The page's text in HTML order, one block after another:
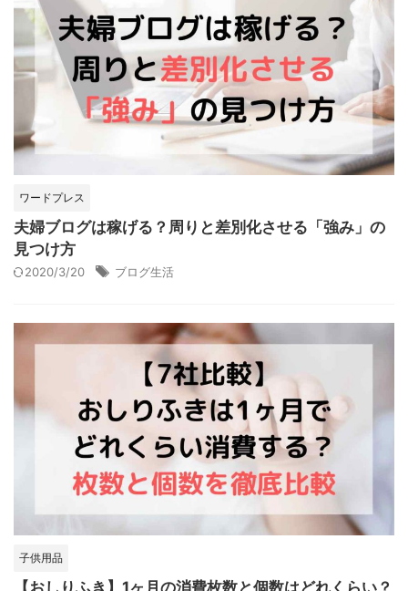
ワードプレス
夫婦ブログは稼げる？周りと差別化させる「強み」の
見つけ方
2020/3/20 ブログ生活
子供用品
【おしりふき】1ヶ月の消費枚数と個数はどれくらい？